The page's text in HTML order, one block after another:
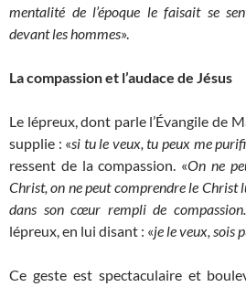
mentalité de l’époque le faisait se
devant les hommes».
La compassion et l’audace de Jésus
Le lépreux, dont parle l’Évangile de
supplie : «si tu le veux, tu peux me
ressent de la compassion. «On ne
Christ, on ne peut comprendre le Christ
dans son cœur rempli de compassion.
lépreux, en lui disant : «je le veux, sois
Ce geste est spectaculaire et